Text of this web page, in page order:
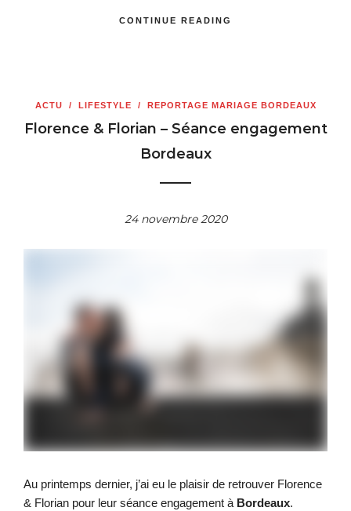
CONTINUE READING
ACTU / LIFESTYLE / REPORTAGE MARIAGE BORDEAUX
Florence & Florian – Séance engagement
Bordeaux
24 novembre 2020
Au printemps dernier, j’ai eu le plaisir de retrouver Florence
& Florian pour leur séance engagement à Bordeaux.